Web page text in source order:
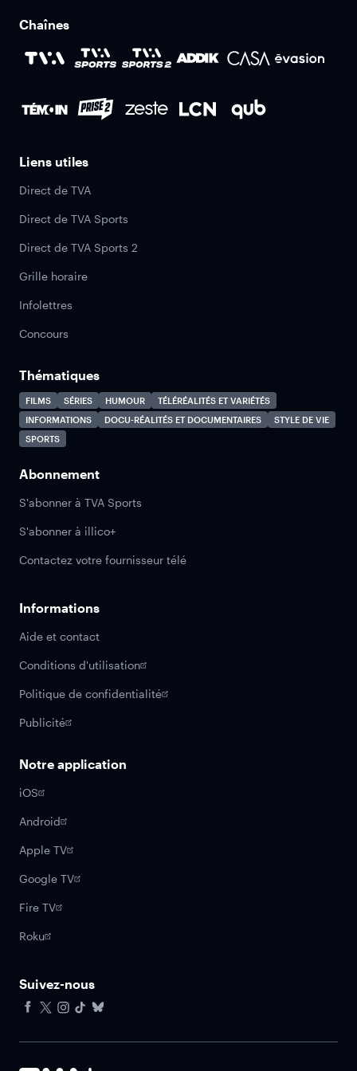
Chaînes
Liens utiles
Direct de TVA
Direct de TVA Sports
Direct de TVA Sports 2
Grille horaire
Infolettres
Concours
Thématiques
FILMS SÉRIES HUMOUR
TÉLÉRÉALITÉS ET VARIÉTÉS
INFORMATIONS
DOCU-RÉALITÉS ET DOCUMENTAIRES
STYLE DE VIE
SPORTS
Abonnement
S'abonner à TVA Sports
S'abonner à illico+
Contactez votre fournisseur télé
Informations
Aide et contact
Conditions d'utilisation
Politique de confidentialité
Publicité
Notre application
iOS
Android
Apple TV
Google TV
Fire TV
Roku
Suivez-nous